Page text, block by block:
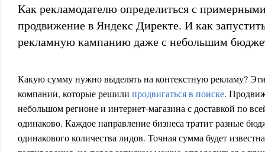
Как рекламодателю определиться с
продвижение в Яндекс Директе. И как
рекламную кампанию даже с небольшим
Какую сумму нужно выделять на контекстную рекламу?
компании, которые решили продвигаться в поиске.
небольшом регионе и интернет-магазина с доставкой по
одинаково. Каждое направление бизнеса тратит разные
одинакового количества лидов. Точная сумма будет